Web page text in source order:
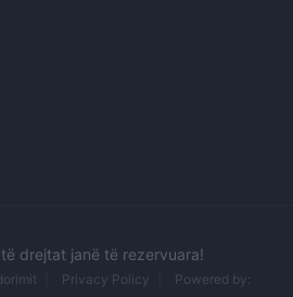
drejtat janë të rezervuara!
Privacy Policy Powered by: